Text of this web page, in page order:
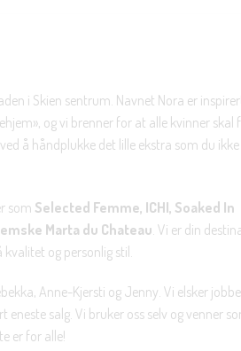
i Skien sentrum. Navnet Nora er
og vi brenner for at alle kvinner skal
å håndplukke det lille ekstra som du
som Selected Femme, ICHI, Soaked In
Marta du Chateau . Vi er din
og personlig stil.
Anne-Kjersti og Jenny. Vi elsker
salg. Vi bruker oss selv og venner
er for alle!
Nei